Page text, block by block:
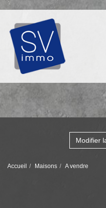
Modifier
Accueil Maisons A vendre